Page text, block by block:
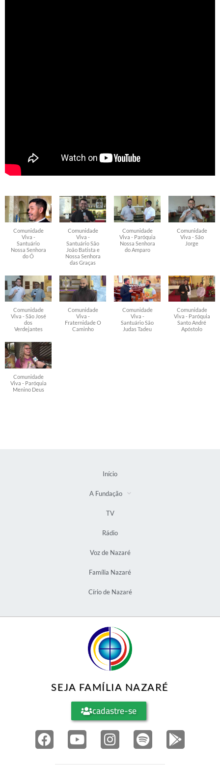
Comunidade
Viva -
Santuário
Nossa Senhora
do Ó
Comunidade
Viva -
Santuário São
João Batista e
Nossa Senhora
das Graças
Comunidade
Viva - Paróquia
Nossa Senhora
do Amparo
Comunidade
Viva - São
Jorge
Comunidade
Viva - São José
dos
Verdejantes
Comunidade
Viva -
Fraternidade O
Caminho
Comunidade
Viva -
Santuário São
Judas Tadeu
Comunidade
Viva - Paróquia
Santo André
Apóstolo
Comunidade
Viva - Paróquia
Menino Deus
Início
A Fundação
TV
Rádio
Voz de Nazaré
Família Nazaré
Círio de Nazaré
SEJA FAMÍLIA NAZARÉ
cadastre-se